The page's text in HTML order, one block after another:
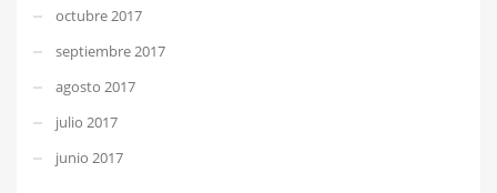
octubre 2017
septiembre 2017
agosto 2017
julio 2017
junio 2017